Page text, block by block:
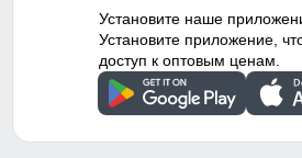
Установите наше
Установите приложение,
доступ к оптовым ценам.